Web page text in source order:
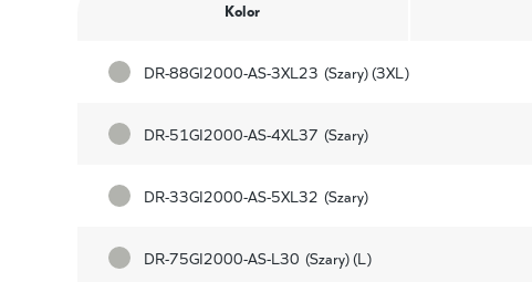
Kolor
DR-88GI2000-AS-3XL23 (Szary) (3XL)
DR-51GI2000-AS-4XL37 (Szary)
DR-33GI2000-AS-5XL32 (Szary)
DR-75GI2000-AS-L30 (Szary) (L)